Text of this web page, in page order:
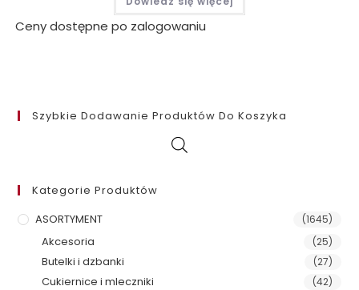
Ceny dostępne po zalogowaniu
Szybkie Dodawanie Produktów Do Koszyka
Kategorie Produktów
ASORTYMENT
(1645)
Akcesoria (25)
Butelki i dzbanki (27)
Cukiernice i mleczniki (42)